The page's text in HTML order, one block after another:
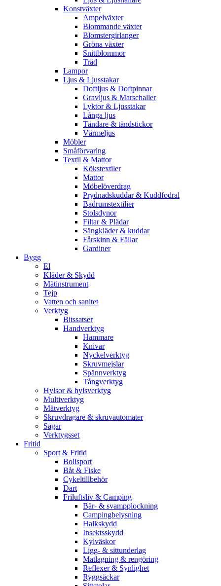
Konstväxter
Ampelväxter
Blommande växter
Blomstergirlanger
Gröna växter
Snittblommor
Träd
Lampor
Ljus & Ljusstakar
Doftljus & Doftpinnar
Gravljus & Marschaller
Lyktor & Ljusstakar
Långa ljus
Tändare & tändstickor
Värmeljus
Möbler
Småförvaring
Textil & Mattor
Kökstextiler
Mattor
Möbelöverdrag
Prydnadskuddar & Kuddfodral
Badrumstextilier
Stolsdynor
Filtar & Plädar
Sängkläder & kuddar
Fårskinn & Fällar
Gardiner
Bygg
El
Kläder & Skydd
Mätinstrument
Tejp
Vatten och sanitet
Verktyg
Bitssatser
Handverktyg
Hammare
Knivar
Nyckelverktyg
Skruvmejslar
Spännverktyg
Tångverktyg
Hylsor & hylsverktyg
Multiverktyg
Mätverktyg
Skruvdragare & skruvautomater
Sågar
Verktygsset
Fritid
Sport & Fritid
Bollsport
Båt & Fiske
Cykeltillbehör
Dart
Friluftsliv & Camping
Bär- & svampplockning
Campingbelysning
Halkskydd
Insektsskydd
Kylväskor
Ligg- & sittunderlag
Matlagning & rengöring
Reflexer & Synlighet
Ryggsäckar